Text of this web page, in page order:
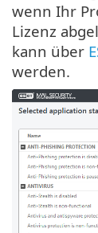
wenn Ihr
Lizenz
kann über
werden.